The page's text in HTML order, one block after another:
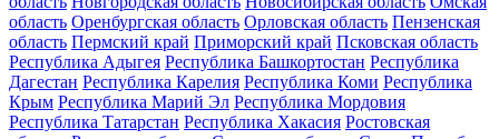
область Оренбургская область Орловская область Пензенская
область Пермский край Приморский край Псковская область
Республика Адыгея Республика Башкортостан Республика
Дагестан Республика Карелия Республика Коми Республика
Крым Республика Марий Эл Республика Мордовия
Республика Татарстан Республика Хакасия Ростовская